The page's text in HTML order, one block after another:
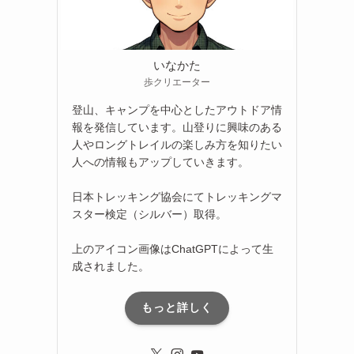
いなかた
歩クリエーター
登山、キャンプを中心としたアウトドア情
報を発信しています。山登りに興味のある
人やロングトレイルの楽しみ方を知りたい
人への情報もアップしていきます。
日本トレッキング協会にてトレッキングマ
スター検定（シルバー）取得。
上のアイコン画像はChatGPTによって生
成されました。
もっと詳しく